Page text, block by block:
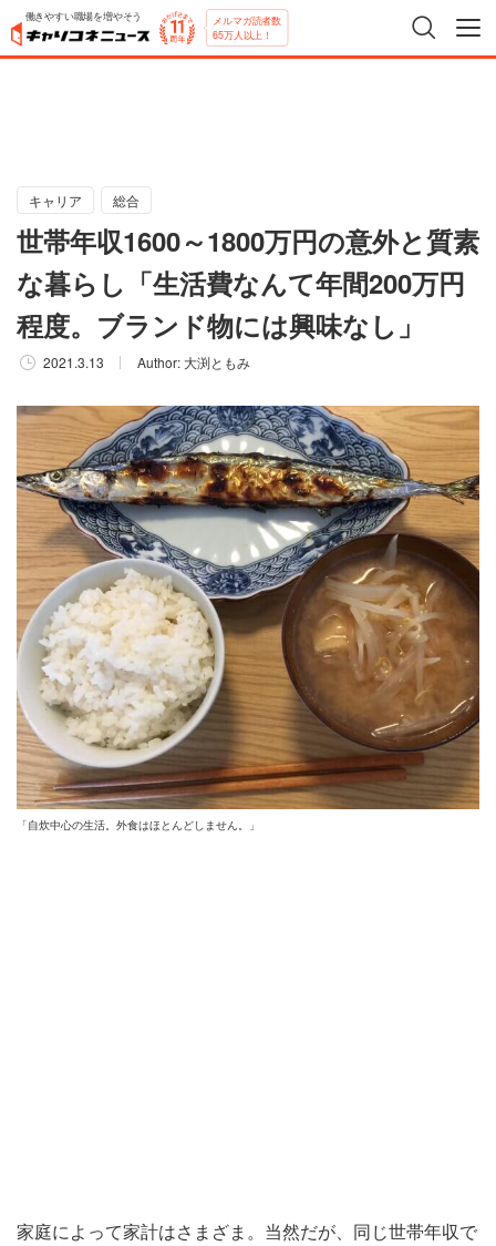
働きやすい職場を増やそう メルマガ読者数
65万人以上！
キャリア 総合
世帯年収1600～1800万円の意外と質素
な暮らし「生活費なんて年間200万円
程度。ブランド物には興味なし」
2021.3.13 Author: 大渕ともみ
「自炊中心の生活。外食はほとんどしません。」
家庭によって家計はさまざま。当然だが、同じ世帯年収で